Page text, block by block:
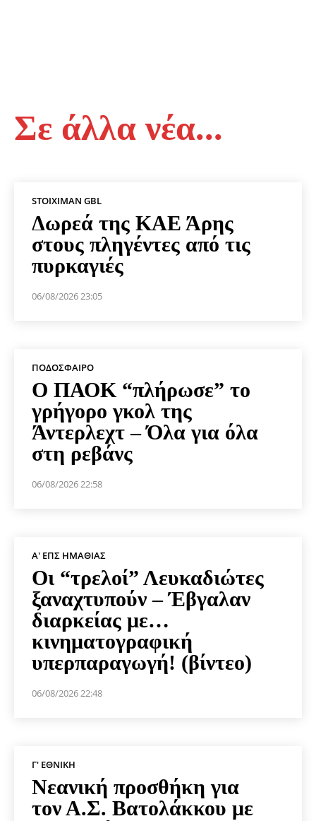
Σε άλλα νέα...
STOIXIMAN GBL
Δωρεά της ΚΑΕ Άρης
στους πληγέντες από τις
πυρκαγιές
06/08/2026 23:05
ΠΟΔΌΣΦΑΙΡΟ
Ο ΠΑΟΚ “πλήρωσε” το
γρήγορο γκολ της
Άντερλεχτ – Όλα για όλα
στη ρεβάνς
06/08/2026 22:58
Α' ΕΠΣ ΗΜΑΘΊΑΣ
Οι “τρελοί” Λευκαδιώτες
ξαναχτυπούν – Έβγαλαν
διαρκείας με…
κινηματογραφική
υπερπαραγωγή! (βίντεο)
06/08/2026 22:48
Γ' ΕΘΝΙΚΉ
Νεανική προσθήκη για
τον Α.Σ. Βατολάκκου με